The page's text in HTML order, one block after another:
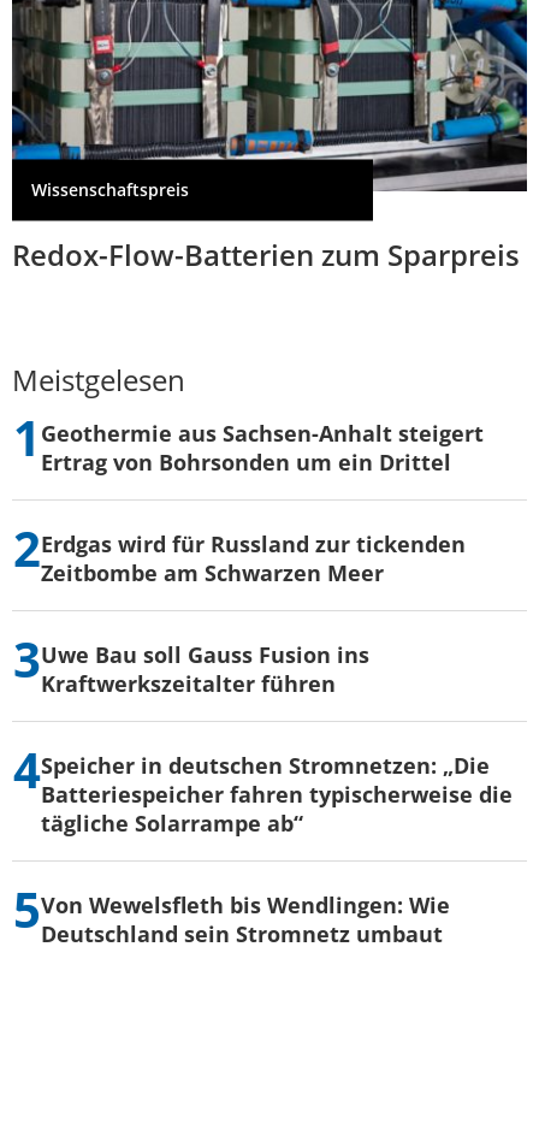
Wissenschaftspreis
Redox-Flow-Batterien zum Sparpreis
Meistgelesen
Geothermie aus Sachsen-Anhalt steigert
Ertrag von Bohrsonden um ein Drittel
Erdgas wird für Russland zur tickenden
Zeitbombe am Schwarzen Meer
Uwe Bau soll Gauss Fusion ins
Kraftwerkszeitalter führen
Speicher in deutschen Stromnetzen: „Die
Batteriespeicher fahren typischerweise die
tägliche Solarrampe ab“
Von Wewelsfleth bis Wendlingen: Wie
Deutschland sein Stromnetz umbaut